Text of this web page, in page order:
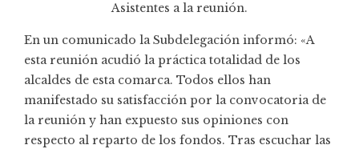
Asistentes a la reunión.
En un comunicado la Subdelegación informó: «A
esta reunión acudió la práctica totalidad de los
alcaldes de esta comarca. Todos ellos han
manifestado su satisfacción por la convocatoria de
la reunión y han expuesto sus opiniones con
respecto al reparto de los fondos. Tras escuchar las